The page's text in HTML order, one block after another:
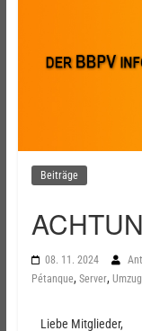
Beiträge
08. 11. 2024
Pétanque, Server, Umzug
Liebe Mitglieder,